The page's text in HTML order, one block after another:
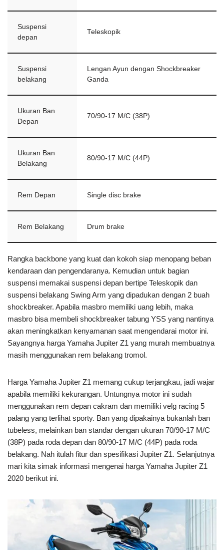
Suspensi
depan
Teleskopik
Suspensi
belakang
Lengan Ayun dengan Shockbreaker
Ganda
Ukuran Ban
Depan
70/90-17 M/C (38P)
Ukuran Ban
Belakang
80/90-17 M/C (44P)
Rem Depan Single disc brake
Rem Belakang Drum brake
Rangka backbone yang kuat dan kokoh siap menopang beban
kendaraan dan pengendaranya. Kemudian untuk bagian
suspensi memakai suspensi depan bertipe Teleskopik dan
suspensi belakang Swing Arm yang dipadukan dengan 2 buah
shockbreaker. Apabila masbro memiliki uang lebih, maka
masbro bisa membeli shockbreaker tabung YSS yang nantinya
akan meningkatkan kenyamanan saat mengendarai motor ini.
Sayangnya harga Yamaha Jupiter Z1 yang murah membuatnya
masih menggunakan rem belakang tromol.
Harga Yamaha Jupiter Z1 memang cukup terjangkau, jadi wajar
apabila memiliki kekurangan. Untungnya motor ini sudah
menggunakan rem depan cakram dan memiliki velg racing 5
palang yang terlihat sporty. Ban yang dipakainya bukanlah ban
tubeless, melainkan ban standar dengan ukuran 70/90-17 M/C
(38P) pada roda depan dan 80/90-17 M/C (44P) pada roda
belakang. Nah itulah fitur dan spesifikasi Jupiter Z1. Selanjutnya
mari kita simak informasi mengenai harga Yamaha Jupiter Z1
2020 berikut ini.